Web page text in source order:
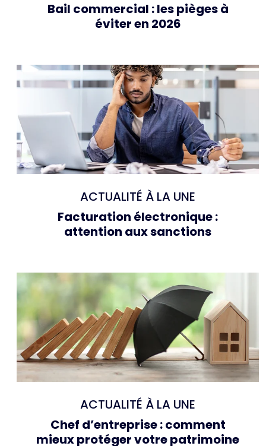
Bail commercial : les pièges à
éviter en 2026
ACTUALITÉ À LA UNE
Facturation électronique :
attention aux sanctions
ACTUALITÉ À LA UNE
Chef d’entreprise : comment
mieux protéger votre patrimoine